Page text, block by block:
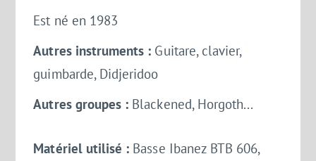
Est né en 1983
Autres instruments : Guitare, clavier,
guimbarde, Didjeridoo
Autres groupes : Blackened, Horgoth...
Matériel utilisé : Basse Ibanez BTB 606,